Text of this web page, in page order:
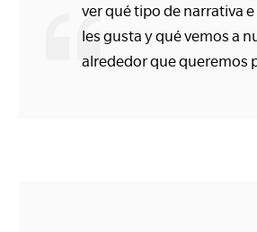
ver qué tipo de narrativa
les gusta y qué vemos a
alrededor que queremos